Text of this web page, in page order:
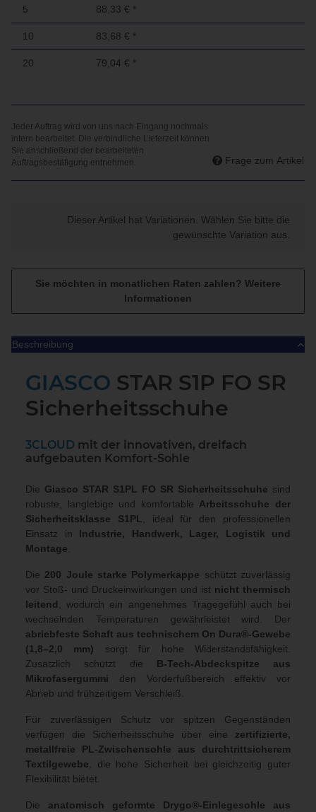
5 88,33 € *
10 83,68 € *
20 79,04 € *
Frage zum Artikel
Dieser Artikel hat Variationen. Wählen Sie bitte die
gewünschte Variation aus.
Sie möchten in monatlichen Raten zahlen? Weitere
Informationen
Beschreibung
GIASCO STAR S1P FO SR
Sicherheitsschuhe
3CLOUD mit der innovativen, dreifach
aufgebauten Komfort-Sohle
Die Giasco STAR S1PL FO SR Sicherheitsschuhe sind
robuste, langlebige und komfortable Arbeitsschuhe der
Sicherheitsklasse S1PL
, ideal für den professionellen
Einsatz in Industrie, Handwerk, Lager, Logistik und
Montage
Die 200 Joule starke Polymerkappe schützt zuverlässig
vor Stoß- und Druckeinwirkungen und ist nicht thermisch
leitend
, wodurch ein angenehmes Tragegefühl auch bei
wechselnden Temperaturen gewährleistet wird. Der
abriebfeste Schaft aus technischem On Dura®-Gewebe
(1,8–2,0 mm) sorgt für hohe Widerstandsfähigkeit.
Zusätzlich schützt die B-Tech-Abdeckspitze aus
Mikrofasergummi den Vorderfußbereich effektiv vor
Abrieb und frühzeitigem Verschleiß.
Für zuverlässigen Schutz vor spitzen Gegenständen
verfügen die Sicherheitsschuhe über eine zertifizierte,
metallfreie PL-Zwischensohle aus durchtrittsicherem
Textilgewebe , die hohe Sicherheit bei gleichzeitig guter
Flexibilität bietet.
Die anatomisch geformte Drygo®-Einlegesohle aus